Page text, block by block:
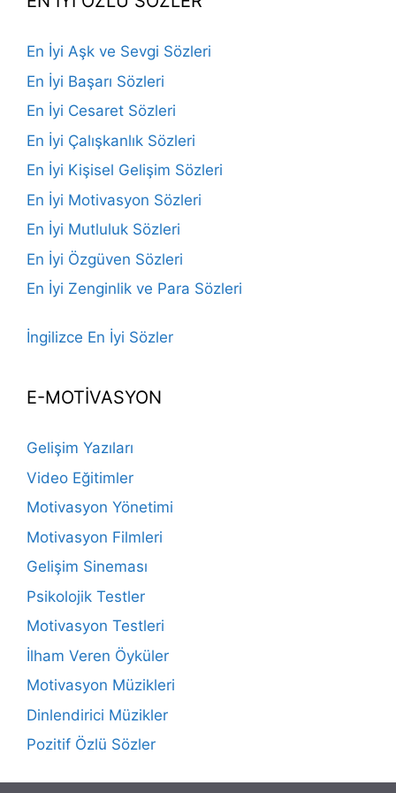
En İyi Aşk ve Sevgi Sözleri
En İyi Başarı Sözleri
En İyi Cesaret Sözleri
En İyi Çalışkanlık Sözleri
En İyi Kişisel Gelişim Sözleri
En İyi Motivasyon Sözleri
En İyi Mutluluk Sözleri
En İyi Özgüven Sözleri
En İyi Zenginlik ve Para Sözleri
İngilizce En İyi Sözler
E-MOTİVASYON
Gelişim Yazıları
Video Eğitimler
Motivasyon Yönetimi
Motivasyon Filmleri
Gelişim Sineması
Psikolojik Testler
Motivasyon Testleri
İlham Veren Öyküler
Motivasyon Müzikleri
Dinlendirici Müzikler
Pozitif Özlü Sözler